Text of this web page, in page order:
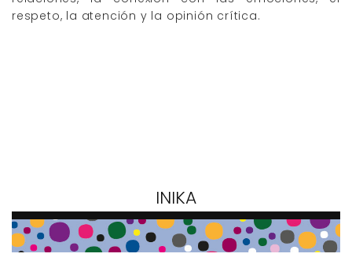
respeto, la atención y la opinión crítica.
INIKA